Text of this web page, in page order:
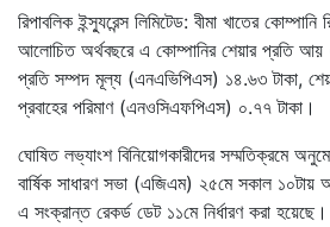
রিপাবলিক ইন্স্যুরেন্স লিমিটেড: বীমা খাতের কোম্পানি
আলোচিত অর্থবছরে এ কোম্পানির শেয়ার প্রতি আয়
প্রতি সম্পদ মূল্য (এনএভিপিএস) ১৪.৬৩ টাকা,
প্রবাহের পরিমাণ (এনওসিএফপিএস) ০.৭৭ টাকা।
ঘোষিত লভ্যাংশ বিনিয়োগকারীদের সম্মতিক্রমে
বার্ষিক সাধারণ সভা (এজিএম) ২৫মে সকাল ১০টায়
এ সংক্রান্ত রেকর্ড ডেট ১১মে নির্ধারণ করা